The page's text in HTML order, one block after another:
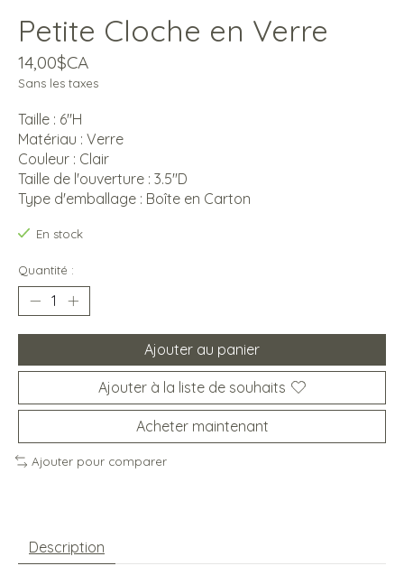
Petite Cloche en Verre
14,00$CA
Sans les taxes
Taille : 6''H
Matériau : Verre
Couleur : Clair
Taille de l'ouverture : 3.5''D
Type d'emballage : Boîte en Carton
En stock
Quantité :
Ajouter au panier
Ajouter à la liste de souhaits
Acheter maintenant
Ajouter pour comparer
Description